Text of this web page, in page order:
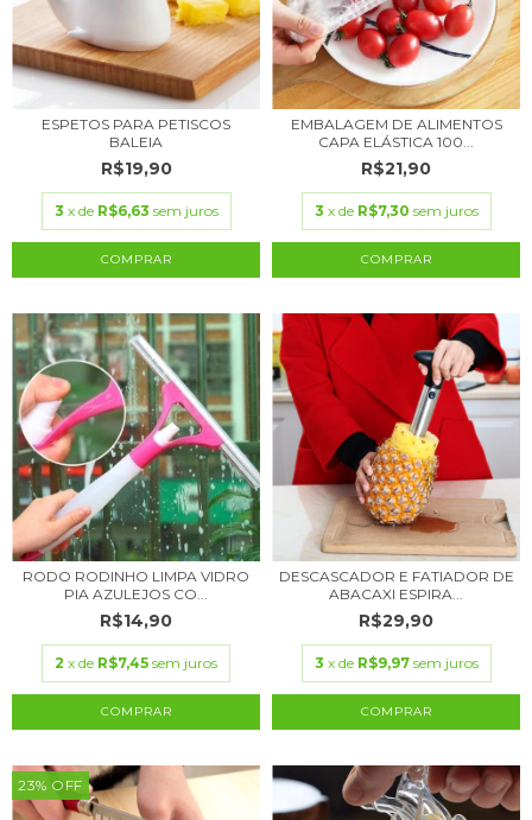
ESPETOS PARA PETISCOS
BALEIA
R$19,90
3 x de R$6,63 sem juros
EMBALAGEM DE ALIMENTOS
CAPA ELÁSTICA 100...
R$21,90
3 x de R$7,30 sem juros
RODO RODINHO LIMPA VIDRO
PIA AZULEJOS CO...
R$14,90
2 x de R$7,45 sem juros
COMPRAR
DESCASCADOR E FATIADOR DE
ABACAXI ESPIRA...
R$29,90
3 x de R$9,97 sem juros
23% OFF